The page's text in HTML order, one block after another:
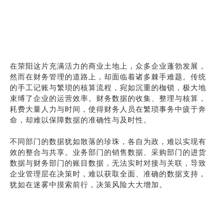
在荥阳这片充满活力的商业土地上，众多企业蓬勃发展，
然而在财务管理的道路上，却面临着诸多棘手难题。传统
的手工记账与繁琐的核算流程，宛如沉重的枷锁，极大地
束缚了企业的运营效率。财务数据的收集、整理与核算，
耗费大量人力与时间，使得财务人员在繁琐事务中疲于奔
命，却难以保障数据的准确性与及时性。
不同部门的数据犹如散落的珍珠，各自为政，难以实现有
效的整合与共享。业务部门的销售数据、采购部门的进货
数据与财务部门的账目数据，无法实时对接与关联，导致
企业管理层在决策时，难以获取全面、准确的数据支持，
犹如在迷雾中摸索前行，决策风险大大增加。